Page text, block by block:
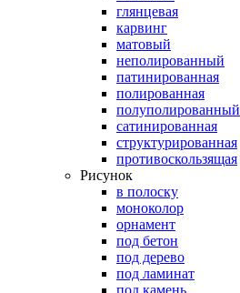
глянцевая
карвинг
матовый
неполированный
патинированная
полированная
полуполированный
сатинированная
структурированная
противоскользящая
Рисунок
в полоску
моноколор
орнамент
под бетон
под дерево
под ламинат
под камень